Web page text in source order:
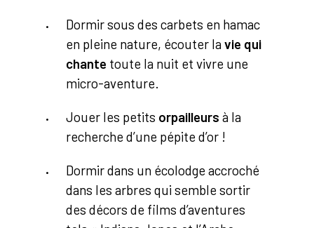
Dormir sous des carbets en hamac
en pleine nature, écouter lavie qui
chante toute la nuit et vivre une
micro-aventure.
Jouer les petits orpailleurs à la
recherche d’une pépite d’or !
Dormir dans un écolodge accroché
dans les arbres qui semble sortir
des décors de films d’aventures